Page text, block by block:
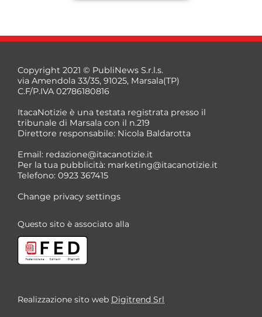
*
Copyright 2021 © PubliNews S.r.l.s.
via Amendola 33/35, 91025, Marsala(TP)
C.F/P.IVA 02786180816
ItacaNotizie è una testata registrata presso il
tribunale di Marsala con il n.219
Direttore responsabile: Nicola Baldarotta
Email: redazione@itacanotizie.it
Per la tua pubblicità: marketing@itacanotizie.it
Telefono: 0923 367415
Change privacy settings
Questo sito è associato alla
Realizzazione sito web Digitrend Srl